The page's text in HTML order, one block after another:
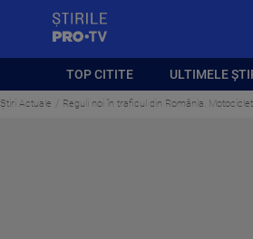
TOP CITITE ULTIMELE
Știri Actuale Reguli noi în traficul din România.